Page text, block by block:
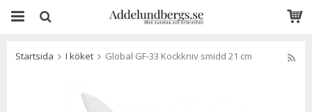
Startsida I köket Global GF-33 Kockkniv smidd 21 cm